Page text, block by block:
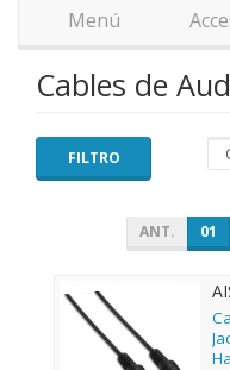
Menú
Cables de
FILTRO
ANT. 01